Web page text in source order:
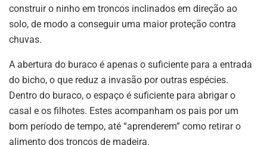
construir o ninho em troncos inclinados em direção ao
solo, de modo a conseguir uma maior proteção contra
chuvas.
A abertura do buraco é apenas o suficiente para a entrada
do bicho, o que reduz a invasão por outras espécies.
Dentro do buraco, o espaço é suficiente para abrigar o
casal e os filhotes. Estes acompanham os pais por um
bom período de tempo, até “aprenderem” como retirar o
alimento dos troncos de madeira.